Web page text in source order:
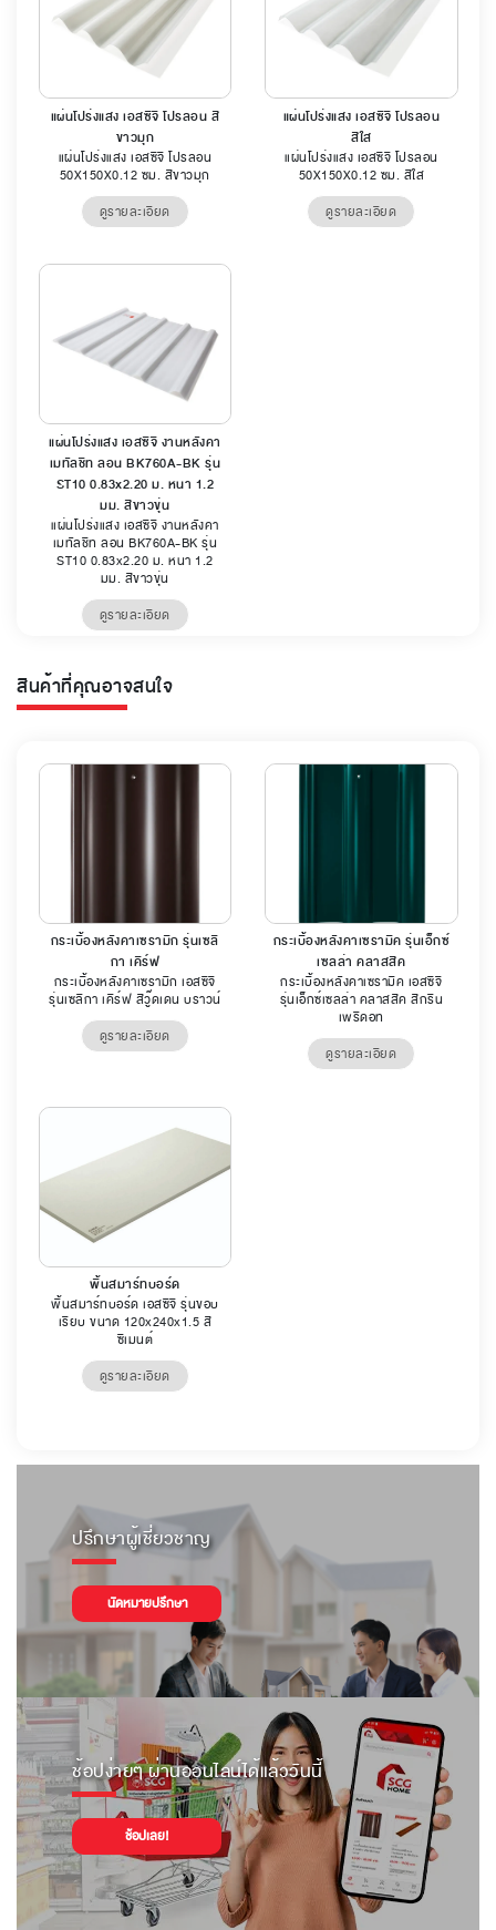
แผ่นโปร่งแสง เอสซีจี โปรลอน สี
ขาวมุก
แผ่นโปร่งแสง เอสซีจี โปรลอน
50X150X0.12 ซม. สีขาวมุก
ดูรายละเอียด
แผ่นโปร่งแสง เอสซีจี โปรลอน
สีใส
แผ่นโปร่งแสง เอสซีจี โปรลอน
50X150X0.12 ซม. สีใส
ดูรายละเอียด
แผ่นโปร่งแสง เอสซีจี งานหลังคา
เมทัลชีท ลอน BK760A-BK รุ่น
ST10 0.83x2.20 ม. หนา 1.2
มม. สีขาวขุ่น
แผ่นโปร่งแสง เอสซีจี งานหลังคา
เมทัลชีท ลอน BK760A-BK รุ่น
ST10 0.83x2.20 ม. หนา 1.2
มม. สีขาวขุ่น
ดูรายละเอียด
สินค้าที่คุณอาจสนใจ
กระเบื้องหลังคาเซรามิก รุ่นเซลิ
กา เคิร์ฟ
กระเบื้องหลังคาเซรามิก เอสซีจี
รุ่นเซลิกา เคิร์ฟ สีวู๊ดเดน บราวน์
ดูรายละเอียด
กระเบื้องหลังคาเซรามิค รุ่นเอ็กซ์
เซลล่า คลาสสิค
กระเบื้องหลังคาเซรามิค เอสซีจี
รุ่นเอ็กซ์เซลล่า คลาสสิค สีกรีน
เพริดอท
ดูรายละเอียด
พื้นสมาร์ทบอร์ด
พื้นสมาร์ทบอร์ด เอสซีจี รุ่นขอบ
เรียบ ขนาด 120x240x1.5 สี
ซีเมนต์
ดูรายละเอียด
ปรึกษาผู้เชี่ยวชาญ
นัดหมายปรึกษา
ช้อปง่ายๆ ผ่านออนไลน์ได้แล้ววันนี้
ช้อปเลย!